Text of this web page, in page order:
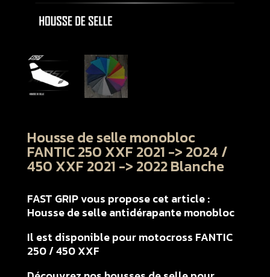
Housse de selle monobloc
FANTIC 250 XXF 2021 -> 2024 /
450 XXF 2021 -> 2022 Blanche
FAST GRIP vous propose cet article :
Housse de selle antidérapante monobloc
Il est disponible pour motocross FANTIC
250 / 450 XXF